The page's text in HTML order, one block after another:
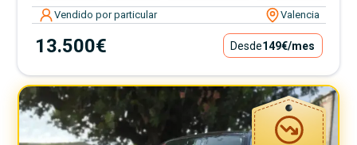
Vendido por particular Valencia
13.500€ Desde149€/mes